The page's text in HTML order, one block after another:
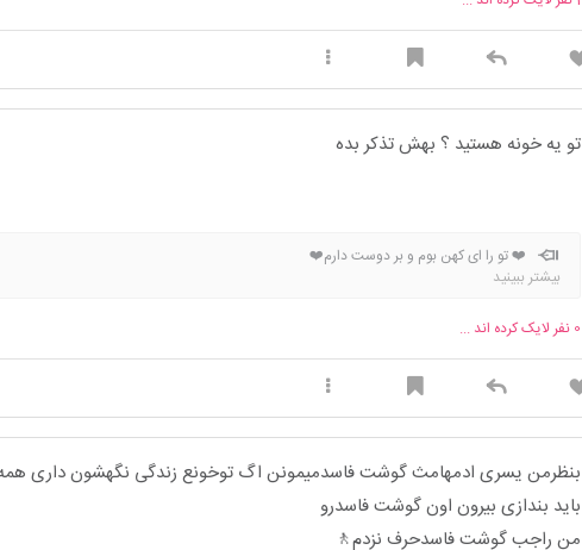
تو یه خونه هستید ؟ بهش تذکر بده
❤️ تو را ای کهن بوم و بر دوست دارم❤️
بیشتر ببینید
0 نفر لایک کرده اند ...
بنظرمن یسری ادمهامث گوشت فاسدمیمونن اگ توخونع زندگی نگهشون داری
باید بندازی بیرون اون گوشت فاسدرو
من راجب گوشت فاسدحرف نزدم🚶